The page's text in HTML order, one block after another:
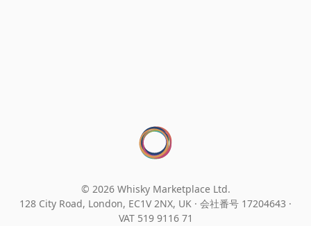
© 2026 Whisky Marketplace Ltd.
128 City Road, London, EC1V 2NX, UK · 会社番号 17204643 ·
VAT 519 9116 71